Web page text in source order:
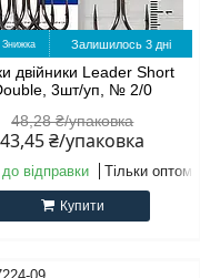
Залишилось 3 дні
двійники Leader Short
3шт/уп, № 2/0
48,28 ₴/упаковка
43,45 ₴/упаковка
до відправки Тільки оптом
Купити